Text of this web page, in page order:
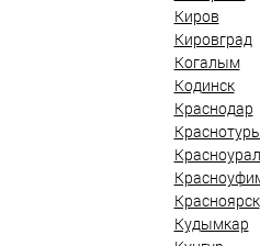
Киров
Кировград
Когалым
Кодинск
Краснодар
Красноярск
Кудымкар